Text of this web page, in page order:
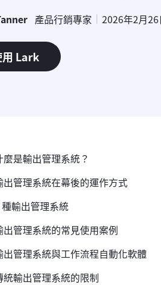
產品行銷專家 2026年2月26
用 Lark
麼是輸出管理系統？
出管理系統在幕後的運作方式
輸出管理系統
出管理系統的常見使用案例
出管理系統與工作流程自動化軟體
統輸出管理系統的限制